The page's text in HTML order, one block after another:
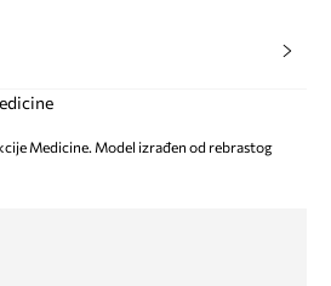
Medicine. Model izrađen od rebrastog